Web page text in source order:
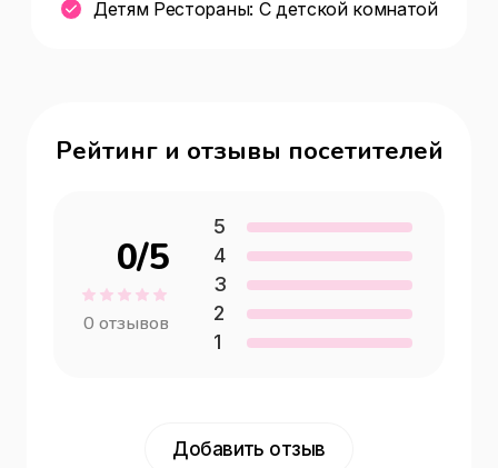
Детям Рестораны: С детской комнатой
Рейтинг и отзывы посетителей
0/5
0 отзывов
5
4
3
2
1
Добавить отзыв